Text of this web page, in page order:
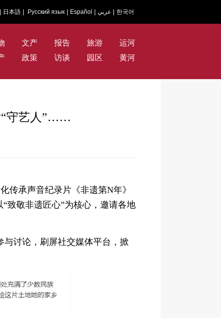
日本語 Русский язык Español عربي 한국어
文产 报告 旅游
运河
政策 访谈 园区 黄河
“守艺人”……
传承声音纪录片《非遗第N年》
致敬非遗匠心”为核心，邀请各地
与讨论，刷屏社交媒体平台，掀